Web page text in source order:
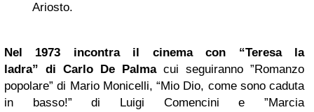
Ariosto.
Nel 1973 incontra il cinema con “Teresa la
ladra” di Carlo De Palmacui seguiranno ”Romanzo
popolare” di Mario Monicelli, “Mio Dio, come sono caduta
in basso!” di Luigi Comencini e ”Marcia